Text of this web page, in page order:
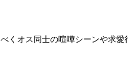
くオス同士の喧嘩シーンや求